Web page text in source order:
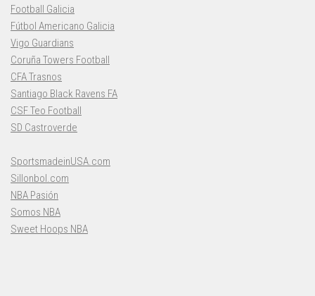
Football Galicia
Fútbol Americano Galicia
Vigo Guardians
Coruña Towers Football
CFA Trasnos
Santiago Black Ravens FA
CSF Teo Football
SD Castroverde
SportsmadeinUSA.com
Sillonbol.com
NBA Pasión
Somos NBA
Sweet Hoops NBA